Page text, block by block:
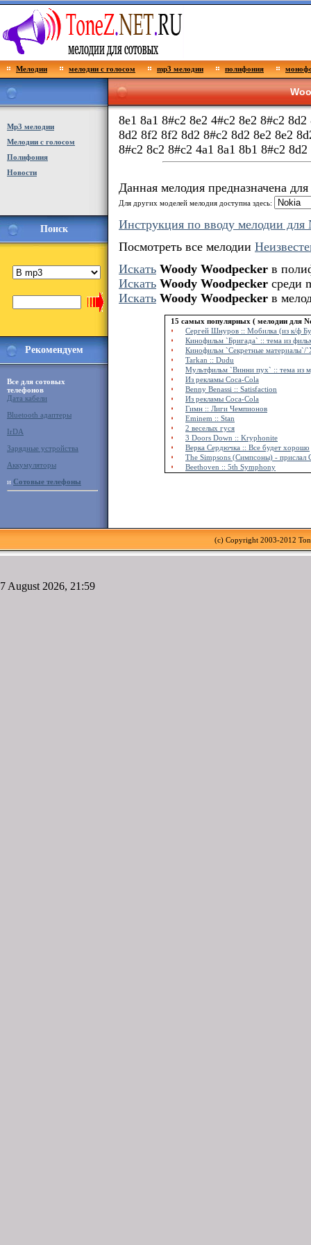
Мелодии мелодии с голосом mp3 мелодии полифония
Мp3 мелодии
Мелодии с голосом
Полифония
Новости
Поиск
Рекомендуем
Все для сотовых
телефонов
Дата кабели
Bluetooth адаптеры
IrDA
Зарядные устройства
Аккумуляторы
и Сотовые телефоны
8e1 8a1 8#c2 8e2 4#c2 8e2 8#c2
8d2 8f2 8f2 8d2 8#c2 8d2 8e2 8e2
8#c2 8c2 8#c2 4a1 8a1 8b1 8#c2
Данная мелодия предназначена
Для других моделей мелодия доступна здесь:
Инструкция по вводу мелодии для
Посмотреть все мелодии
Искать Woody Woodpecker в
Искать Woody Woodpecker среди
Искать Woody Woodpecker в
15 самых популярных ( мелодии для
Сергей Шнуров :: Мобилка (из к/ф
Кинофильм `Бригада` :: тема из
Кинофильм `Секретные материалы`/
Tarkan :: Dudu
Мультфильм `Винни пух` :: тема из
Из рекламы Coca-Cola
Benny Benassi :: Satisfaction
Из рекламы Coca-Cola
Гимн :: Лиги Чемпионов
Eminem :: Stan
2 веселых гуся
3 Doors Down :: Kryphonite
Верка Сердючка :: Все будет хорошо
The Simpsons (Симпсоны) - прислал
Beethoven :: 5th Symphony
(c) Copyright 2003-2012
7 August 2026, 21:59